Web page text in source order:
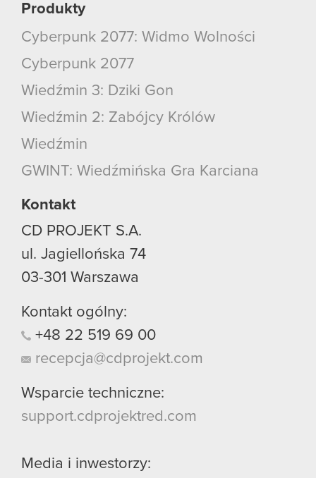
Produkty
Cyberpunk 2077: Widmo Wolności
Cyberpunk 2077
Wiedźmin 3: Dziki Gon
Wiedźmin 2: Zabójcy Królów
Wiedźmin
GWINT: Wiedźmińska Gra Karciana
Kontakt
CD PROJEKT S.A.
ul. Jagiellońska 74
03-301 Warszawa
Kontakt ogólny:
+48 22 519 69 00
recepcja@cdprojekt.com
Wsparcie techniczne:
support.cdprojektred.com
Media i inwestorzy: